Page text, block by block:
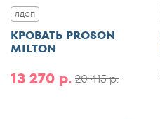
ЛДСП
КРОВАТЬ PROSON
MILTON
20 415 р.
13 270 р.